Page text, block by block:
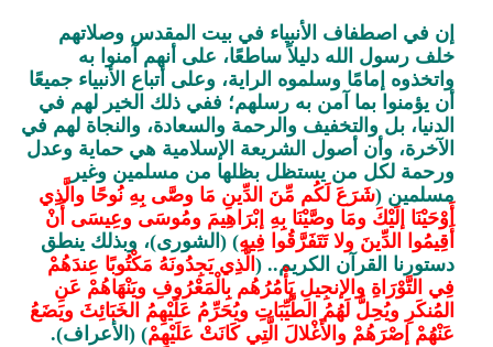
إن في اصطفاف الأنبياء في بيت المقدس وصلاتهم
خلف رسول الله دليلاً ساطعًا، على أنهم آمنوا به
واتخذوه إمامًا وسلموه الراية، وعلى أتباع الأنبياء جميعًا
أن يؤمنوا بما آمن به رسلهم؛ ففي ذلك الخير لهم في
الدنيا، بل والتخفيف والرحمة والسعادة، والنجاة لهم في
الآخرة، وأن أصول الشريعة الإسلامية هي حماية وعدل
ورحمة لكل من يستظل بظلها من مسلمين وغير
مسلمين (شَرَعَ لَكُم مِّنَ الدِّينِ مَا وصَّى بِهِ نُوحًا والَّذِي
أَوْحَيْنَا إلَيْكَ ومَا وصَّيْنَا بِهِ إبْرَاهِيمَ ومُوسَى وعِيسَى أَنْ
أَقِيمُوا الدِّينَ ولا تَتَفَرَّقُوا فِيهِ) (الشورى)، وبذلك ينطق
دستورنا القرآن الكريم.. ( الَّذِي يَجِدُونَهُ مَكْتُوبًا عِندَهُمْ
فِي التَّوْرَاةِ والإنجِيلِ يَأْمُرُهُم بِالْمَعْرُوفِ ويَنْهَاهُمْ عَنِ
المُنكَرِ ويُحِلُّ لَهُمُ الطَّيِّبَاتِ ويُحَرِّمُ عَلَيْهِمُ الخَبَائِثَ ويَضَعُ
عَنْهُمْ إصْرَهُمْ والأَغْلالَ الَّتِي كَانَتْ عَلَيْهِمْ) (الأعراف).